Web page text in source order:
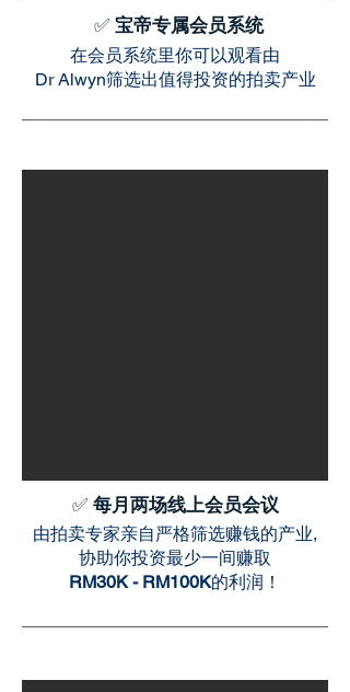
✅ 宝帝专属会员系统
在会员系统里你可以观看由
Dr Alwyn筛选出值得投资的拍卖产业
✅ 每月两场线上会员会议
由拍卖专家亲自严格筛选赚钱的产业,​
协助你投资最少一间赚取
RM30K - RM100K的利润！